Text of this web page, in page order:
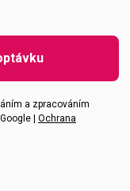
a zpracováním
| Ochrana